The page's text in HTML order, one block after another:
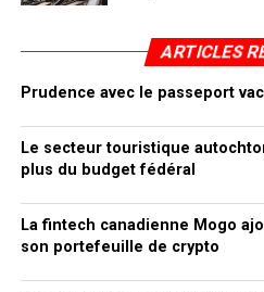
ARTICLES
Prudence avec le passeport
Le secteur touristique
plus du budget fédéral
La fintech canadienne Mogo
son portefeuille de crypto